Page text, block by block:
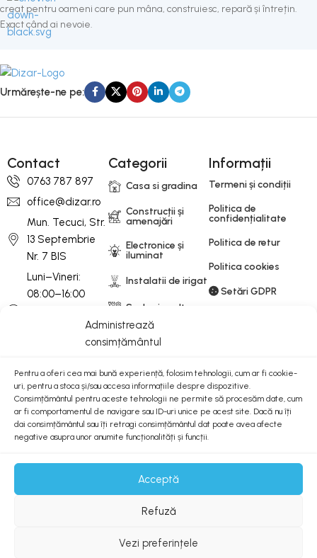
Administrează
consimțământul
Pentru a oferi cea mai bună experiență, folosim tehnologii, cum ar fi cookie-
uri, pentru a stoca și/sau accesa informațiile despre dispozitive.
Consimțământul pentru aceste tehnologii ne permite să procesăm date, cum
ar fi comportamentul de navigare sau ID-uri unice pe acest site. Dacă nu îți
dai consimțământul sau îți retragi consimțământul dat poate avea afecte
negative asupra unor anumite funcționalități și funcții.
Acceptă
Refuză
Vezi preferințele
creat pentru oameni care pun mâna, construiesc, repară și întrețin.
Exact când ai nevoie.
Urmărește-ne pe:
Contact
0763 787 897
office@dizar.ro
Mun. Tecuci, Str.
13 Septembrie
Nr. 7 BIS
Luni–Vineri:
08:00–16:00
Duminică: 08:00-
Categorii
Casa si gradina
Construcții și
amenajări
Electronice și
iluminat
Instalatii de irigat
Scule si unelte
Unelte electrice și
motorizate
Informații
Termeni și condiții
Politica de
confidențialitate
Politica de retur
Politica cookies
Setări GDPR
Newsletter
Abonează-te la Newsletterul nostru și fii la curent cu
ultimele noutăți.
ANPC